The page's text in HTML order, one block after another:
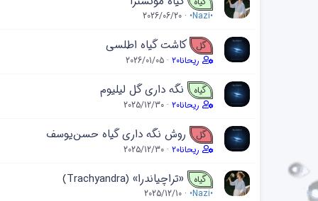
•Nazi•
2026/06/20
گل کاشت گیاه اطلسی
ریحانا۲۰ 2026/01/05
گیاه نگه داری گل لیلیوم
ریحانا۲۰ 2025/12/30
گل روش نگه داری گیاه حسن‌یوسف
ریحانا۲۰ 2025/12/30
گیاه «تراچیاندرا» (Trachyandra)
•Nazi•
2025/12/10